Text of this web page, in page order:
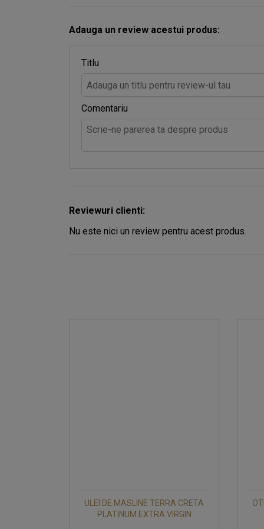
Adauga un review acestui produs:
Titlu
Comentariu
Reviewuri clienti:
Nu este nici un review pentru acest produs.
ULEI DE MASLINE TERRA CRETA
PLATINUM EXTRA VIRGIN